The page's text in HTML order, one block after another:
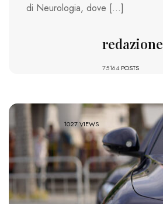
di Neurologia, dove […]
redazione
75164 POSTS
1027 VIEWS